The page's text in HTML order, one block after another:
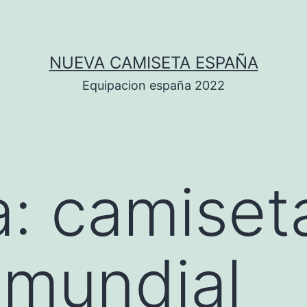
NUEVA CAMISETA ESPAÑA
Equipacion españa 2022